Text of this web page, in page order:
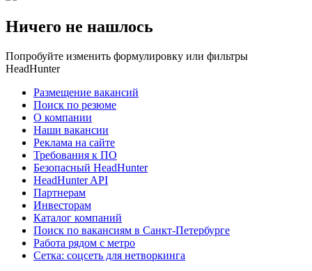
Ничего не нашлось
Попробуйте изменить формулировку или фильтры
HeadHunter
Размещение вакансий
Поиск по резюме
О компании
Наши вакансии
Реклама на сайте
Требования к ПО
Безопасный HeadHunter
HeadHunter API
Партнерам
Инвесторам
Каталог компаний
Поиск по вакансиям в Санкт-Петербурге
Работа рядом с метро
Сетка: соцсеть для нетворкинга